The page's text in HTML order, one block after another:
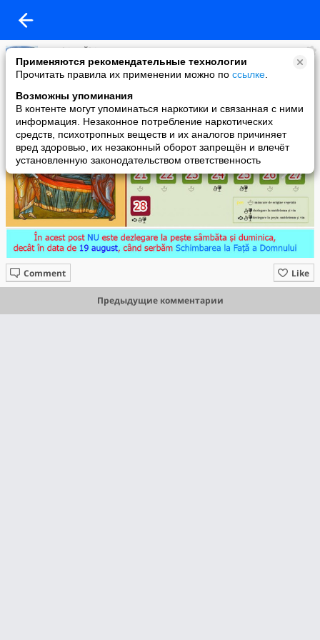
Применяются рекомендательные технологии
Прочитать правила их применении можно по ссылке
Возможны упоминания
В контенте могут упоминаться наркотики и связанная с ними
информация. Незаконное потребление наркотических
средств, психотропных веществ и их аналогов причиняет
вред здоровью, их незаконный оборот запрещён и влечёт
установленную законодательством ответственность
Eparhia Bălți
added a photo
13 Aug в 19:33
Like
Comment
Предыдущие комментарии